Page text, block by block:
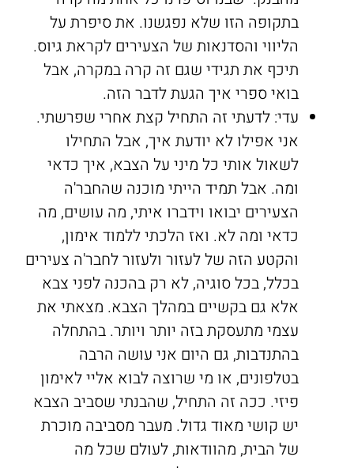
בתקופה הזו שלא נפגשנו. את סיפרת על
הליווי והסדנאות של הצעירים לקראת גיוס.
תיכף את תגידי שגם זה קרה במקרה, אבל
בואי ספרי איך הגעת לדבר הזה.
עדי: לדעתי זה התחיל קצת אחרי שפרשתי.
אני אפילו לא יודעת איך, אבל התחילו
לשאול אותי כל מיני על הצבא, איך כדאי
ומה. אבל תמיד הייתי מוכנה שהחבר'ה
הצעירים יבואו וידברו איתי, מה עושים, מה
כדאי ומה לא. ואז הלכתי ללמוד אימון,
והקטע הזה של לעזור ולעזור לחבר'ה צעירים
בכלל, בכל סוגיה, לא רק בהכנה לפני צבא
אלא גם בקשיים במהלך הצבא. מצאתי את
עצמי מתעסקת בזה יותר ויותר. בהתחלה
בהתנדבות, גם היום אני עושה הרבה
בטלפונים, או מי שרוצה לבוא אליי לאימון
פיזי. ככה זה התחיל, שהבנתי שסביב הצבא
יש קושי מאוד גדול. מעבר מסביבה מוכרת
של הבית, מהוודאות, לעולם שכל מה